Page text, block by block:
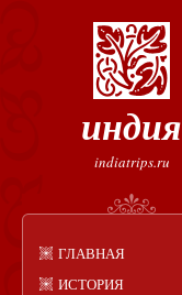
индия
indiatrips.ru
ГЛАВНАЯ
ИСТОРИЯ